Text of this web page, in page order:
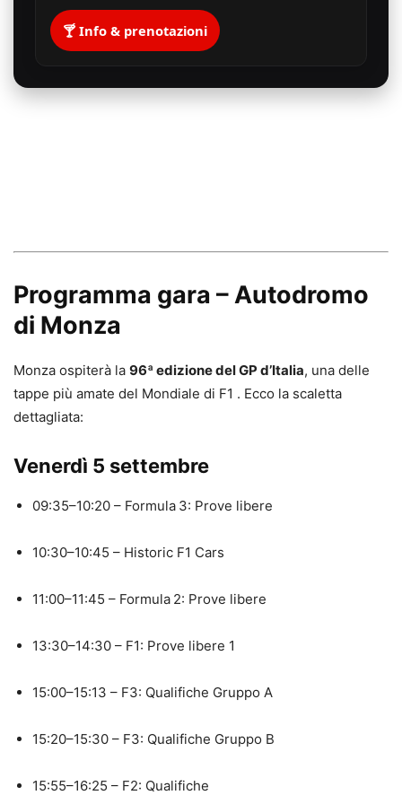
🍸 Info & prenotazioni
Programma gara – Autodromo
di Monza
Monza ospiterà la 96ª edizione del GP d’Italia, una delle
tappe più amate del Mondiale di F1 . Ecco la scaletta
dettagliata:
Venerdì 5 settembre
09:35–10:20 – Formula 3: Prove libere
10:30–10:45 – Historic F1 Cars
11:00–11:45 – Formula 2: Prove libere
13:30–14:30 – F1: Prove libere 1
15:00–15:13 – F3: Qualifiche Gruppo A
15:20–15:30 – F3: Qualifiche Gruppo B
15:55–16:25 – F2: Qualifiche